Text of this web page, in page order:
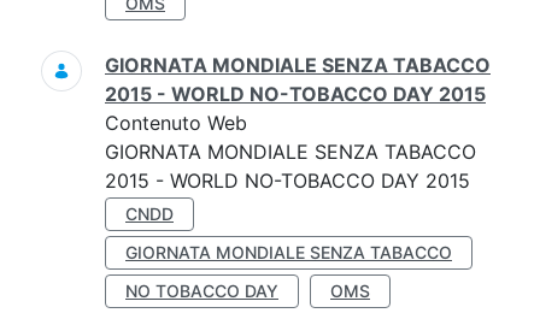
GIORNATA MONDIALE SENZA TABACCO
2015 - WORLD NO-TOBACCO DAY 2015
Contenuto Web
GIORNATA MONDIALE SENZA TABACCO
2015 - WORLD NO-TOBACCO DAY 2015
CNDD
GIORNATA MONDIALE SENZA TABACCO
NO TOBACCO DAY
OMS